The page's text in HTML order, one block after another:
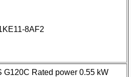
8AF2
G120C Rated power 0.55 kW